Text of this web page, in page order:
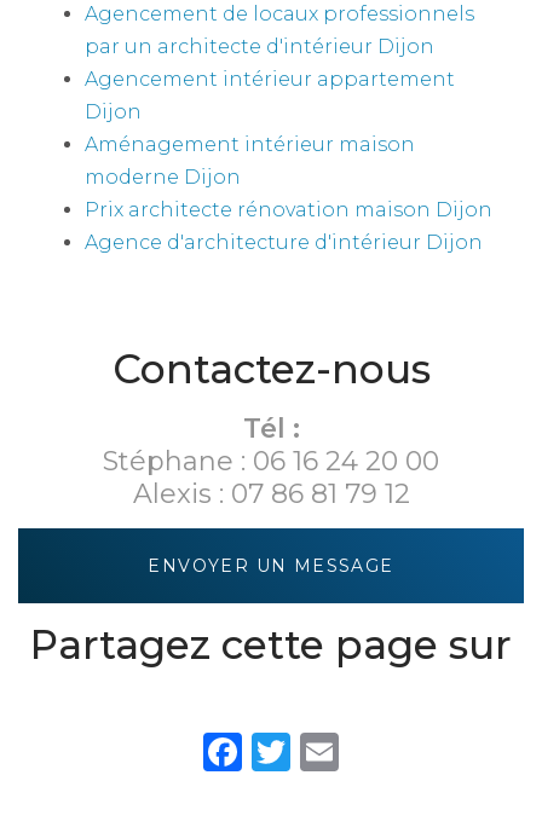
Agencement de locaux professionnels
par un architecte d'intérieur Dijon
Agencement intérieur appartement
Dijon
Aménagement intérieur maison
moderne Dijon
Prix architecte rénovation maison Dijon
Agence d'architecture d'intérieur Dijon
Contactez-nous
Tél :
Stéphane : 06 16 24 20 00
Alexis : 07 86 81 79 12
ENVOYER UN MESSAGE
Partagez cette page sur
Facebook
Twitter